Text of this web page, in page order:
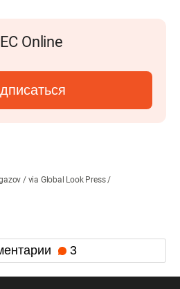
Online
/ via Global Look Press /
3